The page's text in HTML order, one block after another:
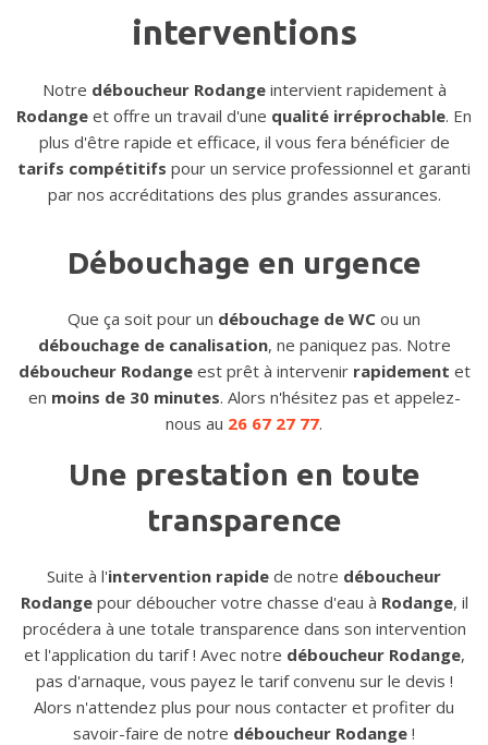
interventions
Notre déboucheur Rodangeintervient rapidement à
Rodange et offre un travail d'une qualité irréprochable. En
plus d'être rapide et efficace, il vous fera bénéficier de
tarifs compétitifs pour un service professionnel et garanti
par nos accréditations des plus grandes assurances.
Débouchage en urgence
Que ça soit pour un débouchage de WC ou un
débouchage de canalisation, ne paniquez pas. Notre
déboucheur Rodangeest prêt à intervenir rapidement et
en moins de 30 minutes. Alors n'hésitez pas et appelez-
nous au 26 67 27 77.
Une prestation en toute
transparence
Suite à l'intervention rapide de notre déboucheur
Rodangepour déboucher votre chasse d'eau à Rodange, il
procédera à une totale transparence dans son intervention
et l'application du tarif ! Avec notre déboucheur Rodange,
pas d'arnaque, vous payez le tarif convenu sur le devis !
Alors n'attendez plus pour nous contacter et profiter du
savoir-faire de notre déboucheur Rodange !